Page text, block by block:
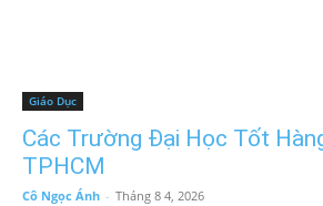
Giáo Dục
Các Trường Đại Học Tốt
TPHCM
Cô Ngọc Ánh - Tháng 8 4, 2026